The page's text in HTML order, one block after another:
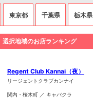
東京都 千葉県 栃木県
選択地域のお店ランキング
Regent Club Kannai（夜）
リージェントクラブカンナイ
関内・桜木町 ／ キャバクラ